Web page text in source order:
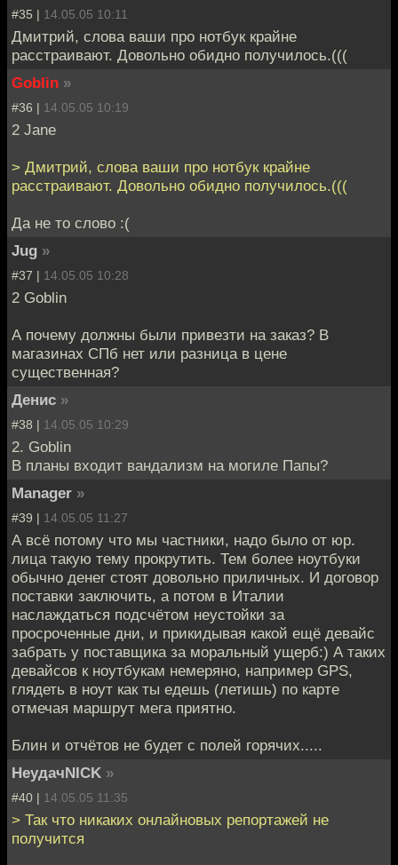
#35 | 14.05.05 10:11
Дмитрий, слова ваши про нотбук крайне
расстраивают. Довольно обидно получилось.(((
Goblin »
#36 | 14.05.05 10:19
2 Jane
> Дмитрий, слова ваши про нотбук крайне
расстраивают. Довольно обидно получилось.(((
Да не то слово :(
Jug »
#37 | 14.05.05 10:28
2 Goblin
А почему должны были привезти на заказ? В
магазинах СПб нет или разница в цене
существенная?
Денис »
#38 | 14.05.05 10:29
2. Goblin
В планы входит вандализм на могиле Папы?
Manager »
#39 | 14.05.05 11:27
А всё потому что мы частники, надо было от юр.
лица такую тему прокрутить. Тем более ноутбуки
обычно денег стоят довольно приличных. И договор
поставки заключить, а потом в Италии
наслаждаться подсчётом неустойки за
просроченные дни, и прикидывая какой ещё девайс
забрать у поставщика за моральный ущерб:) А таких
девайсов к ноутбукам немеряно, например GPS,
глядеть в ноут как ты едешь (летишь) по карте
отмечая маршрут мега приятно.
Блин и отчётов не будет с полей горячих.....
НеудачNICK »
#40 | 14.05.05 11:35
> Так что никаких онлайновых репортажей не
получится